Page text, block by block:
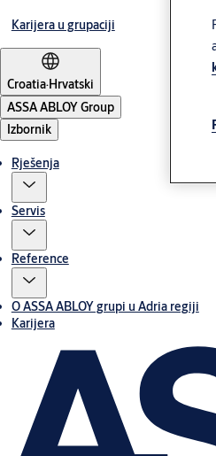
Karijera u grupaciji
Croatia·Hrvatski
ASSA ABLOY Group
Izbornik
Rješenja
Servis
Reference
O ASSA ABLOY grupi u Adria regiji
Karijera